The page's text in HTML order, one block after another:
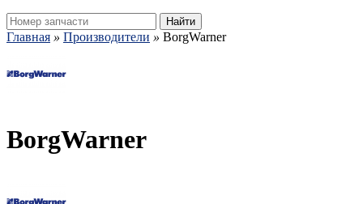
Найти
Главная » Производители » BorgWarner
BorgWarner